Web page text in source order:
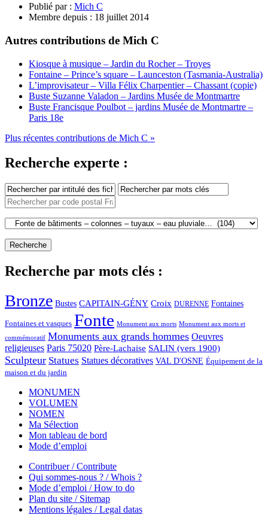
Publié par : Mich C
Membre depuis : 18 juillet 2014
Autres contributions de Mich C
Kiosque à musique – Jardin du Rocher – Troyes
Fontaine – Prince’s square – Launceston (Tasmania-Australia)
L’improvisateur – Villa Félix Charpentier – Chassant (copie)
Buste Suzanne Valadon – Jardins Musée de Montmartre
Buste Francisque Poulbot – jardins Musée de Montmartre –
Paris 18e
Plus récentes contributions de Mich C »
Recherche experte :
Recherche par mots clés :
Bronze Bustes CAPITAIN-GÉNY Croix DURENNE Fontaines
Fontaines et vasques Fonte Monument aux morts Monument aux morts et
commémoratif Monuments aux grands hommes Oeuvres
religieuses Paris 75020 Père-Lachaise SALIN (vers 1900)
Sculpteur Statues Statues décoratives VAL D'OSNE Équipement de la
maison et du jardin
MONUMEN
VOLUMEN
NOMEN
Ma Sélection
Mon tableau de bord
Mode d’emploi
Contribuer / Contribute
Qui sommes-nous ? / Whois ?
Mode d’emploi / How to do
Plan du site / Sitemap
Mentions légales / Legal datas